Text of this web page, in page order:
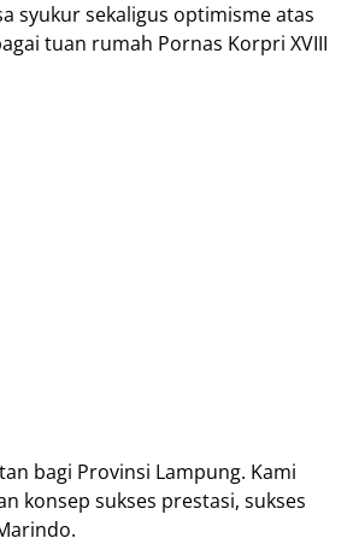
syukur sekaligus optimisme atas
tuan rumah Pornas Korpri XVIII
bagi Provinsi Lampung. Kami
konsep sukses prestasi, sukses